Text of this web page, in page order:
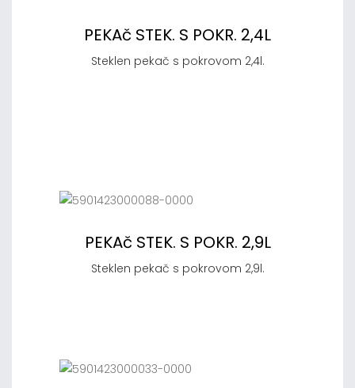
PEKAč STEK. S POKR. 2,4L
Steklen pekač s pokrovom 2,4l.
PEKAč STEK. S POKR. 2,9L
Steklen pekač s pokrovom 2,9l.